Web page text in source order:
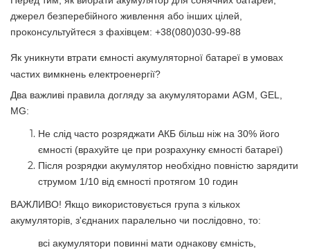
джерел безперебійного живлення або інших цілей,
проконсультуйтеся з фахівцем: +38(080)030-99-88
Як уникнути втрати ємності акумуляторної батареї в умовах
частих вимкнень електроенергії?
Два важливі правила догляду за акумуляторами AGM, GEL,
MG:
Не слід часто розряджати АКБ більш ніж на 30% його
ємності (врахуйте це при розрахунку ємності батареї)
Після розрядки акумулятор необхідно повністю зарядити
струмом 1/10 від ємності протягом 10 годин
ВАЖЛИВО! Якщо використовується група з кількох
акумуляторів, з'єднаних паралельно чи послідовно, то:
всі акумулятори повинні мати однакову ємність,